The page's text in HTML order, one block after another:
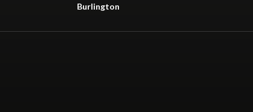
Burlington